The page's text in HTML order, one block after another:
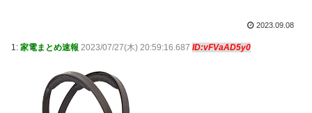
2023.09.08
1: 家電まとめ速報 2023/07/27(木) 20:59:16.687 ID:vFVaAD5y0